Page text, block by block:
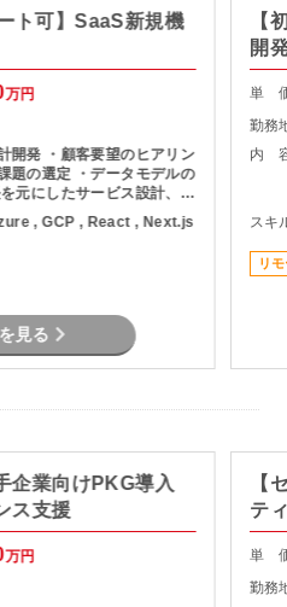
ト可】SaaS新規機
万円
開発 ・顧客要望のヒアリン
題の選定 ・データモデルの
元にしたサービス設計、開
善
, GCP , React , Next.js
見る
【
開
単
勤務
内
スキ
リ
企業向けPKG導入
ス支援
万円
【
テ
単
勤務